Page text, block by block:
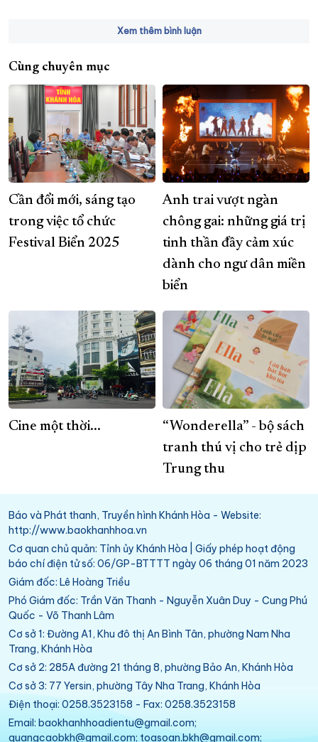
Xem thêm bình luận
Cùng chuyên mục
Cần đổi mới, sáng tạo
trong việc tổ chức
Festival Biển 2025
Anh trai vượt ngàn
chông gai: những giá trị
tinh thần đầy cảm xúc
dành cho ngư dân miền
biển
Cine một thời...
“Wonderella” - bộ sách
tranh thú vị cho trẻ dịp
Trung thu
Báo và Phát thanh, Truyền hình Khánh Hòa - Website:
http://www.baokhanhhoa.vn
Cơ quan chủ quản: Tỉnh ủy Khánh Hòa | Giấy phép hoạt động
báo chí điện tử số: 06/GP-BTTTT ngày 06 tháng 01 năm 2023
Giám đốc: Lê Hoàng Triều
Phó Giám đốc: Trần Văn Thanh - Nguyễn Xuân Duy - Cung Phú
Quốc - Võ Thanh Lâm
Cơ sở 1: Đường A1, Khu đô thị An Bình Tân, phường Nam Nha
Trang, Khánh Hòa
Cơ sở 2: 285A đường 21 tháng 8, phường Bảo An, Khánh Hòa
Cơ sở 3: 77 Yersin, phường Tây Nha Trang, Khánh Hòa
Điện thoại: 0258.3523158 - Fax: 0258.3523158
Email: baokhanhhoadientu@gmail.com;
quangcaobkh@gmail.com; toasoan.bkh@gmail.com;